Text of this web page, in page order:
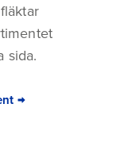
sida.